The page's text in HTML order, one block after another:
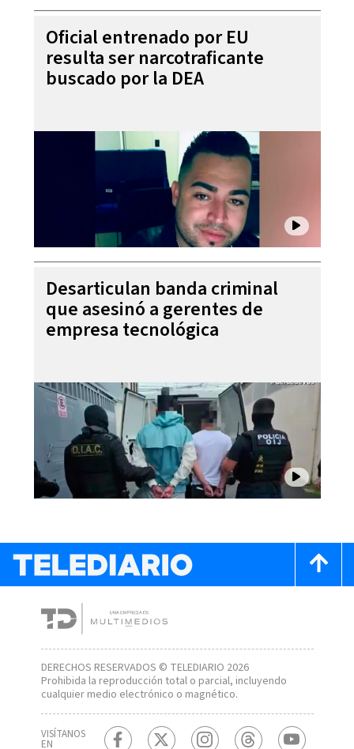
Oficial entrenado por EU
resulta ser narcotraficante
buscado por la DEA
Desarticulan banda criminal
que asesinó a gerentes de
empresa tecnológica
DERECHOS RESERVADOS © TELEDIARIO 2026
Prohibida la reproducción total o parcial, incluyendo
cualquier medio electrónico o magnético.
VISÍTANOS
EN